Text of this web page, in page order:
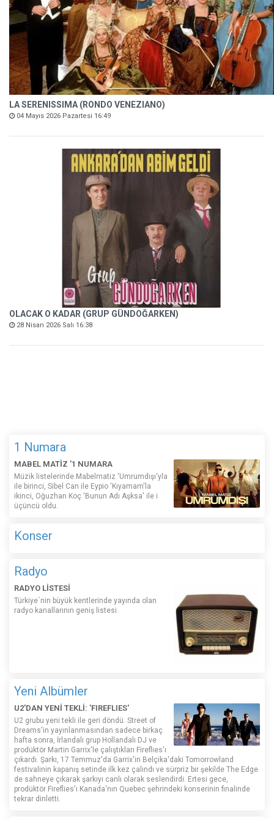
LA SERENISSIMA (RONDO VENEZIANO)
04 Mayıs 2026 Pazartesi 16:49
OLACAK O KADAR (GRUP GÜNDOĞARKEN)
28 Nisan 2026 Salı 16:38
1 Numara
MABEL MATİZ '1 NUMARA
Müzik listelerinde Mabelmatiz ‘Umrumdışı'yla
ile birinci, Sibel Can ile Eypio 'Kıyamam'la
ikinci, Oğuzhan Koç 'Bunun Adı Aşksa' ile i
üçüncü oldu.
Konser
Radyo
RADYO LİSTESİ
Türkiye´nin büyük kentlerinde yayında olan
radyo kanallarının geniş listesi
Yeni Albümler
U2'DAN YENİ TEKLİ: 'FIREFLIES'
U2 grubu yeni tekli ile geri döndü. Street of
Dreams'in yayınlanmasından sadece birkaç
hafta sonra, İrlandalı grup Hollandalı DJ ve
prodüktör Martin Garrix'le çalıştıkları Fireflies'ı
çıkardı. Şarkı, 17 Temmuz'da Garrix'in Belçika'daki Tomorrowland
festivalinin kapanış setinde ilk kez çalındı ​​ve sürpriz bir şekilde The Edge
de sahneye çıkarak şarkıyı canlı olarak seslendirdi. Ertesi gece,
prodüktör Fireflies'ı Kanada'nın Quebec şehrindeki konserinin finalinde
tekrar dinletti.